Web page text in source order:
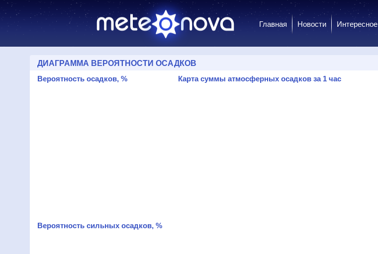
Главная Новости Интересное
ДИАГРАММА ВЕРОЯТНОСТИ ОСАДКОВ
Вероятность осадков, %
Вероятность сильных осадков, %
Карта суммы атмосферных осадков за 1 час